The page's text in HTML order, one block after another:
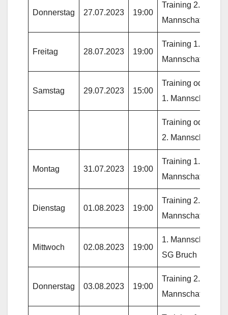
Donnerstag 27.07.2023 19:00
Training 2.
Mannschaft
Freitag 28.07.2023 19:00
Training 1.
Mannschaft
Samstag 29.07.2023 15:00
Training oder
1. Mannschaft
Training oder
2. Mannschaft
Montag 31.07.2023 19:00
Training 1.
Mannschaft
Dienstag 01.08.2023 19:00
Training 2.
Mannschaft
Mittwoch 02.08.2023 19:00
1. Mannschaft gg.
SG Bruch
Donnerstag 03.08.2023 19:00
Training 2.
Mannschaft